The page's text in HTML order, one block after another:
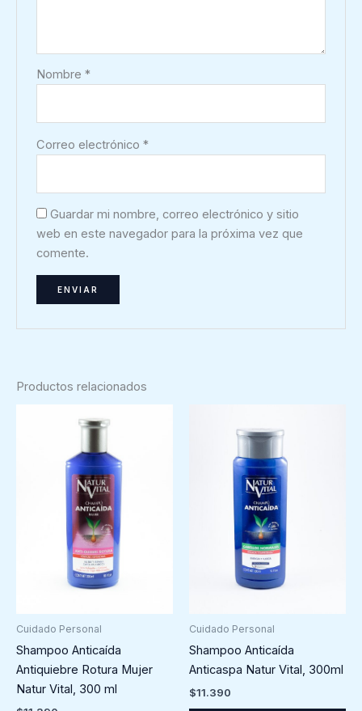
Nombre*
Correo electrónico*
Guardar mi nombre, correo electrónico y sitio
web en este navegador para la próxima vez que
comente.
Productos relacionados
Cuidado Personal
Shampoo Anticaída
Antiquiebre Rotura Mujer
Natur Vital, 300 ml
Cuidado Personal
Shampoo Anticaída
Anticaspa Natur Vital, 300ml
$11.390